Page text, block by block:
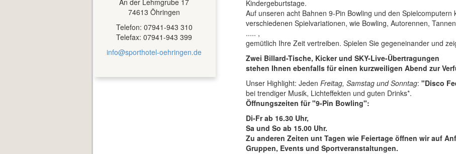
An der Lehmgrube 17
74613 Öhringen
Telefon: 07941-943 310
Telefax: 07941-943 399
info@sporthotel-oehringen.de
Kindergeburtstage.
Auf unseren acht Bahnen 9-Pin Bowling und den Spielcomputern
verschiedenen Spielvariationen, wie Bowling, Autorennen,
..... ,
gemütlich Ihre Zeit vertreiben. Spielen Sie gegeneinander und
Zwei Billard-Tische, Kicker und SKY-Live-Übertragungen
stehen Ihnen ebenfalls für einen kurzweiligen Abend zur
Unser Highlight: Jeden Freitag, Samstag und Sonntag: "Disco
bei trendiger Musik, Lichteffekten und guten Drinks*.
Öffnungszeiten für "9-Pin Bowling":
Di-Fr ab 16.30 Uhr,
Sa und So ab 15.00 Uhr.
Zu anderen Zeiten unt Tagen wie Feiertage öffnen wir auf
Gruppen, Events und Sportveranstaltungen.